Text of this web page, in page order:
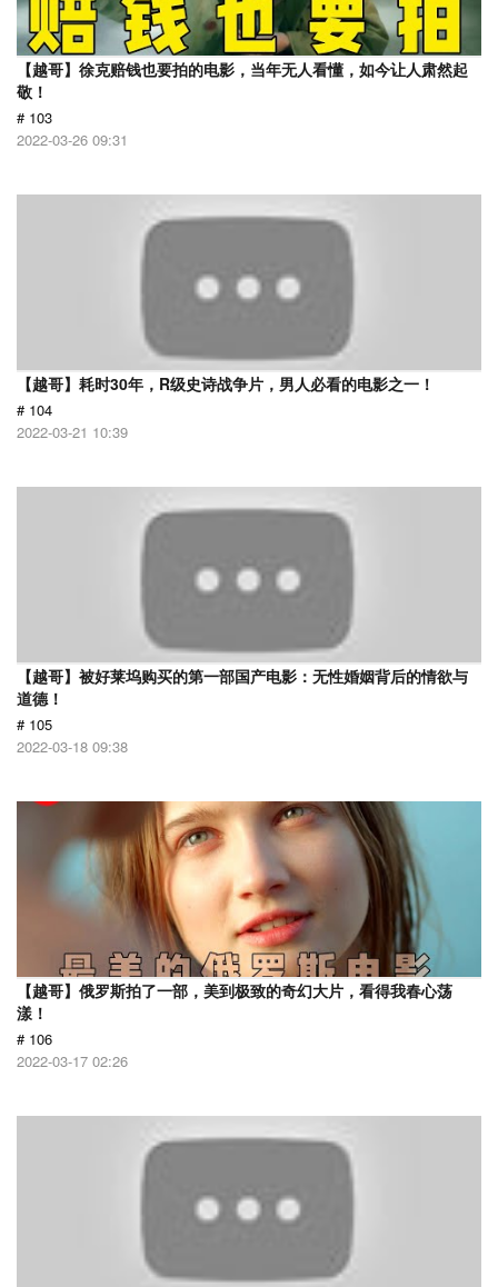
【越哥】徐克赔钱也要拍的电影，当年无人看懂，如今让人肃然起
敬！
# 103
2022-03-26 09:31
【越哥】耗时30年，R级史诗战争片，男人必看的电影之一！
# 104
2022-03-21 10:39
【越哥】被好莱坞购买的第一部国产电影：无性婚姻背后的情欲与
道德！
# 105
2022-03-18 09:38
【越哥】俄罗斯拍了一部，美到极致的奇幻大片，看得我春心荡
漾！
# 106
2022-03-17 02:26